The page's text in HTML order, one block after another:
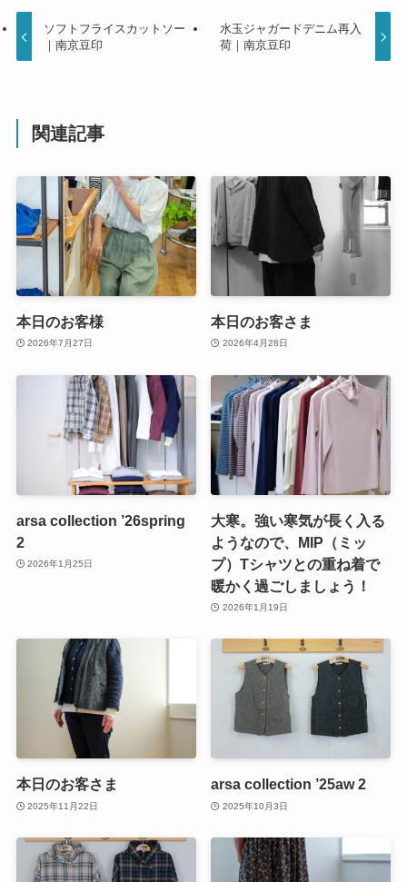
ソフトフライスカットソー
｜南京豆印
水玉ジャガードデニム再入
荷｜南京豆印
関連記事
本日のお客様
2026年7月27日
本日のお客さま
2026年4月28日
arsa collection ’26spring
2
2026年1月25日
大寒。強い寒気が長く入る
ようなので、MIP（ミッ
プ）Tシャツとの重ね着で
暖かく過ごしましょう！
2026年1月19日
本日のお客さま
2025年11月22日
arsa collection ’25aw 2
2025年10月3日